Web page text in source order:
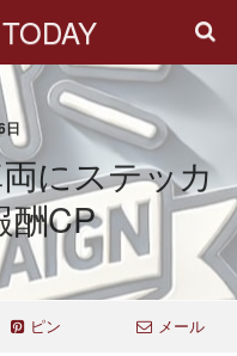
日
にステッカ
酬CP
ピン メール